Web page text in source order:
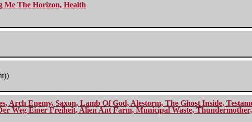
Me The Horizon, Health
Arch Enemy, Saxon, Lamb Of God, Alestorm, The Ghost Inside,
Weg Einer Freiheit, Alien Ant Farm, Municipal Waste,